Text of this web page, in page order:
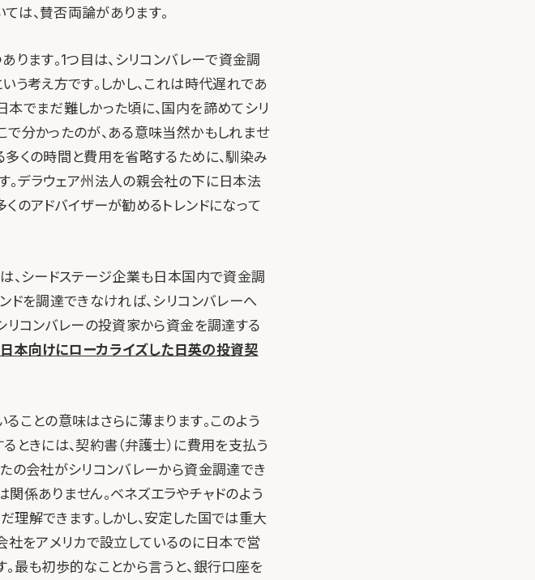
は、賛否両論があります。
ります。1つ目は、シリコンバレーで資金調
う考え方です。しかし、これは時代遅れであ
本でまだ難しかった頃に、国内を諦めてシリ
で分かったのが、ある意味当然かもしれませ
くの時間と費用を省略するために、馴染み
。デラウェア州法人の親会社の下に日本法
のアドバイザーが勧めるトレンドになって
、シードステージ企業も日本国内で資金調
ドを調達できなければ、シリコンバレーへ
リコンバレーの投資家から資金を調達する
日本向けにローカライズした日英の投資契
ことの意味はさらに薄まります。このよう
ときには、契約書（弁護士）に費用を支払う
の会社がシリコンバレーから資金調達でき
係ありません。ベネズエラやチャドのよう
解できます。しかし、安定した国では重大
社をアメリカで設立しているのに日本で営
最も初歩的なことから言うと、銀行口座を